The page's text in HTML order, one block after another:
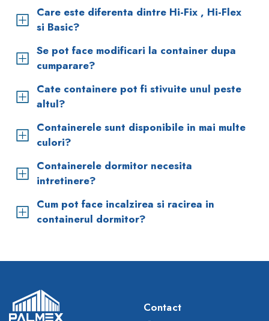
Care este diferenta dintre Hi-Fix , Hi-Flex
si Basic?
Se pot face modificari la container dupa
cumparare?
Cate containere pot fi stivuite unul peste
altul?
Containerele sunt disponibile in mai multe
culori?
Containerele dormitor necesita
intretinere?
Cum pot face incalzirea si racirea in
containerul dormitor?
Contact